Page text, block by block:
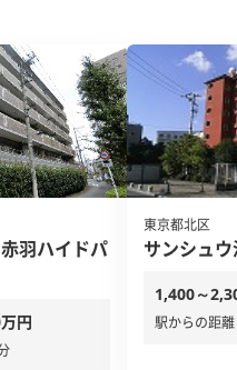
羽ハイドパ
円
東京都北区
サンシュ
1,400～
駅からの距